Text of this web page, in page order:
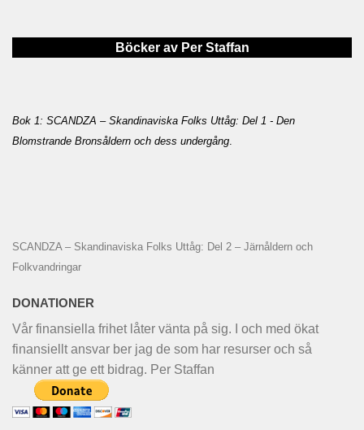
Böcker av Per Staffan
Bok 1: SCANDZA – Skandinaviska Folks Uttåg: Del 1 - Den
Blomstrande Bronsåldern och dess undergång
SCANDZA – Skandinaviska Folks Uttåg: Del 2 – Järnåldern och
Folkvandringar
DONATIONER
Vår finansiella frihet låter vänta på sig. I och med ökat
finansiellt ansvar ber jag de som har resurser och så
känner att ge ett bidrag. Per Staffan